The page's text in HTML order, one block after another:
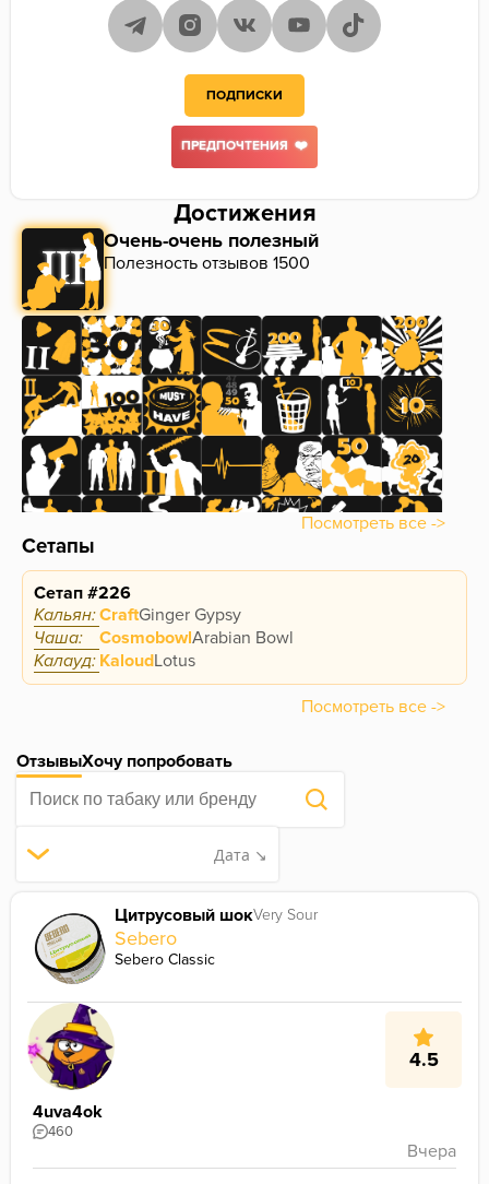
ПОДПИСКИ
ПРЕДПОЧТЕНИЯ ❤️
Достижения
Очень-очень полезный
Полезность отзывов 1500
Посмотреть все ->
Сетапы
Сетап #226
Кальян:CraftGinger Gypsy
Чаша:
CosmobowlArabian Bowl
Калауд: KaloudLotus
Посмотреть все ->
ОтзывыХочу попробовать
Дата ↘
Цитрусовый шокVery Sour
Sebero
Sebero Classic
4.5
4uva4ok
460